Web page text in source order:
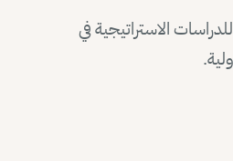
الاستراتيجية في